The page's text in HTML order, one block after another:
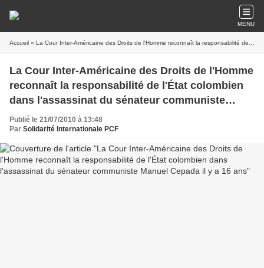
MENU
Accueil » La Cour Inter-Américaine des Droits de l'Homme reconnaît la responsabilité de l'État colombien dans l'assassinat du sénateur communiste Manuel Cepada il y a 16 ans
La Cour Inter-Américaine des Droits de l'Homme
reconnaît la responsabilité de l'État colombien
dans l'assassinat du sénateur communiste
Manuel Cepada il y a 16 ans
Publié le 21/07/2010 à 13:48
Par Solidarité Internationale PCF